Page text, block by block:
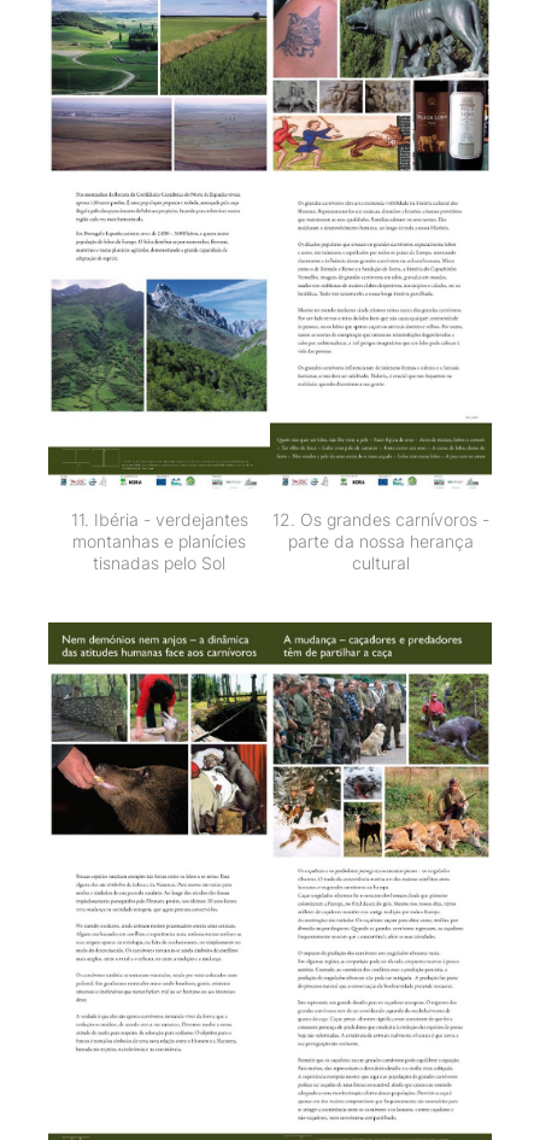
11. Ibéria - verdejantes
montanhas e planícies
tisnadas pelo Sol
12. Os grandes carnívoros -
parte da nossa herança
cultural